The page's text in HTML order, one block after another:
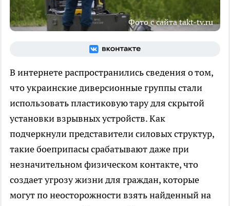
Фото с сайта takt-tv.ru
В интернете распространились сведения о том,
что украинские диверсионные группы стали
использовать пластиковую тару для скрытой
установки взрывных устройств. Как
подчеркнули представители силовых структур,
такие боеприпасы срабатывают даже при
незначительном физическом контакте, что
создает угрозу жизни для граждан, которые
могут по неосторожности взять найденный на